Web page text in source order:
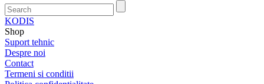
KODIS
Shop
Suport tehnic
Despre noi
Contact
Termeni si conditii